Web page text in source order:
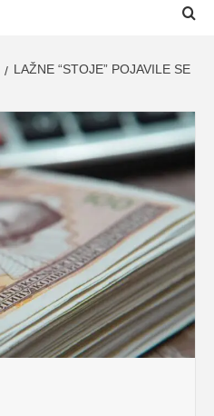
LAŽNE “STOJE” POJAVILE SE